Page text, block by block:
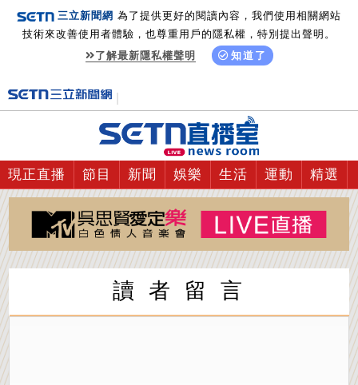
三立新聞網 為了提供更好的閱讀內容，我們使用相關網站
技術來改善使用者體驗，也尊重用戶的隱私權，特別提出聲明。
了解最新隱私權聲明
知道了
現正直播 節目 新聞 娛樂 生活 運動 精選
讀 者 留 言